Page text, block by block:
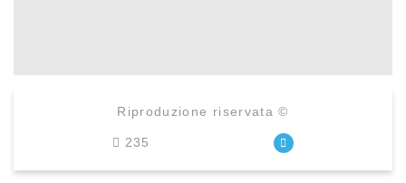
Riproduzione riservata ©
235